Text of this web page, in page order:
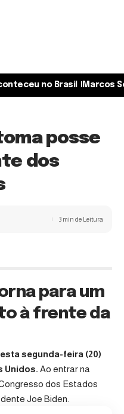
no Brasil Marcos
posse
dos
3 min de Leitura
para um
à frente da
segunda-feira (20)
Unidos. Ao entrar na
dos Estados
Joe Biden.